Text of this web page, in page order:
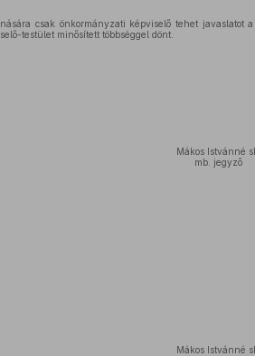
csak önkormányzati képviselő tehet javaslatot
testület minősített többséggel dönt.
Mákos Istvánné
mb. jegyző
Mákos Istvánné